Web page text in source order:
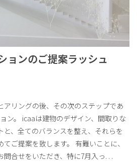
ョンのご提案ラッシュ
アリングの後、その次のステップであ
ン。 icaaは建物のデザイン、間取りな
と、全てのバランスを整え、それらを
ご提案を致します。 有難いことに、
合せをいただき、特に7月入っ. . .